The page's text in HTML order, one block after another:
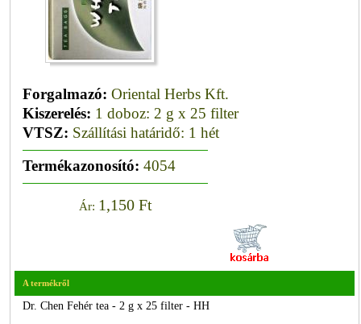
Forgalmazó: Oriental Herbs Kft.
Kiszerelés: 1 doboz: 2 g x 25 filter
VTSZ: Szállítási határidő: 1 hét
Termékazonosító: 4054
Ár: 1,150 Ft
A termékről
Dr. Chen Fehér tea - 2 g x 25 filter - HH